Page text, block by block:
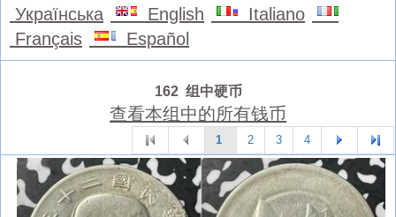
Українська
English
Italiano
Français
Español
162 组中硬币
查看本组中的所有钱币
1 2 3 4